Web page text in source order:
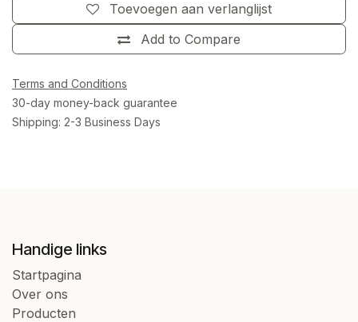
Add to Compare
Toevoegen aan verlanglijst
Terms and Conditions
30-day money-back guarantee
Shipping: 2-3 Business Days
Handige links
Startpagina
Over ons
Producten